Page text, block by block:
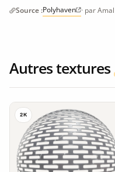
Source :Polyhaven · par
Autres textures
2K